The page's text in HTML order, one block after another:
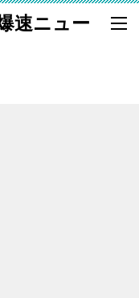
速ニュー